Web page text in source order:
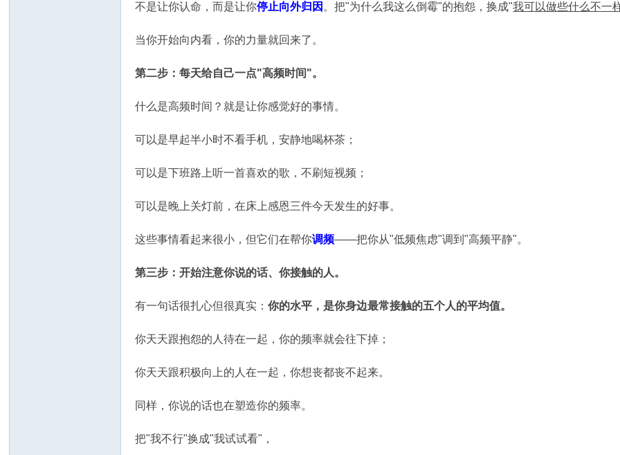
不是让你认命，而是让你停止向外归因 。把"为什么我这么倒霉"的抱怨，换成"我可以做些什么不一
当你开始向内看，你的力量就回来了。
第二步：每天给自己一点"高频时间"。
什么是高频时间？就是让你感觉好的事情。
可以是早起半小时不看手机，安静地喝杯茶；
可以是下班路上听一首喜欢的歌，不刷短视频；
可以是晚上关灯前，在床上感恩三件今天发生的好事。
这些事情看起来很小，但它们在帮你调频——把你从"低频焦虑"调到"高频平静"。
第三步：开始注意你说的话、你接触的人。
有一句话很扎心但很真实：你的水平，是你身边最常接触的五个人的平均值。
你天天跟抱怨的人待在一起，你的频率就会往下掉；
你天天跟积极向上的人在一起，你想丧都丧不起来。
同样，你说的话也在塑造你的频率。
把"我不行"换成"我试试看"，